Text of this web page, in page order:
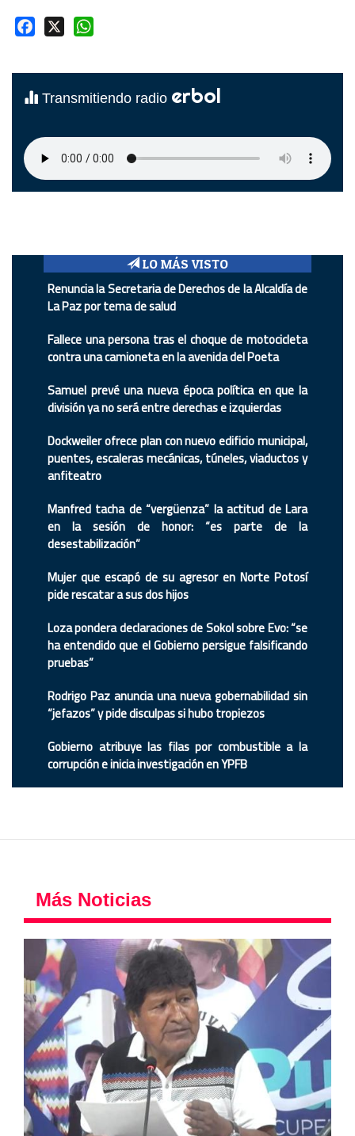
Facebook
Transmitiendo radio erbol
LO MÁS VISTO
Renuncia la Secretaria de Derechos de la Alcaldía de
La Paz por tema de salud
Fallece una persona tras el choque de motocicleta
contra una camioneta en la avenida del Poeta
Samuel prevé una nueva época política en que la
división ya no será entre derechas e izquierdas
Dockweiler ofrece plan con nuevo edificio municipal,
puentes, escaleras mecánicas, túneles, viaductos y
anfiteatro
Manfred tacha de “vergüenza” la actitud de Lara
en la sesión de honor: “es parte de la
desestabilización”
Mujer que escapó de su agresor en Norte Potosí
pide rescatar a sus dos hijos
Loza pondera declaraciones de Sokol sobre Evo: “se
ha entendido que el Gobierno persigue falsificando
pruebas”
Rodrigo Paz anuncia una nueva gobernabilidad sin
“jefazos” y pide disculpas si hubo tropiezos
Gobierno atribuye las filas por combustible a la
corrupción e inicia investigación en YPFB
Más Noticias